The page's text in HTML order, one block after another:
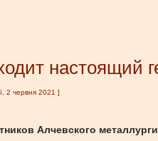
настоящий
2 червня 2021 ]
Алчевского